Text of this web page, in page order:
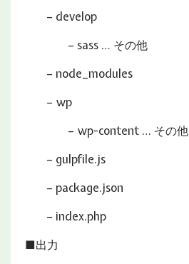
– develop
– sass … その他
– node_modules
– wp
– wp-content … その他
– gulpfile.js
– package.json
– index.php
■出力